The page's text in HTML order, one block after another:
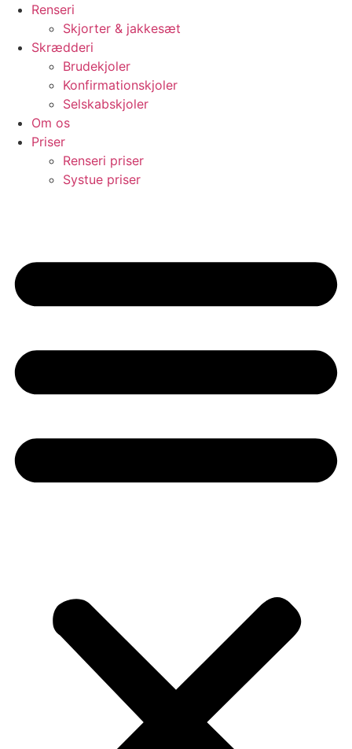
Videre
indhold
Renseri
Skjorter & jakkesæt
Skrædderi
Brudekjoler
Konfirmationskjoler
Selskabskjoler
Om os
Priser
Renseri priser
Systue priser